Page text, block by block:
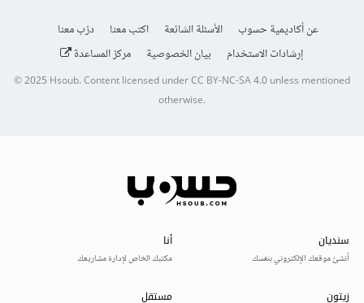
عن أكاديمية حسوب الأسئلة الشائعة اكتب معنا
درّب معنا
إرشادات الاستخدام
بيان الخصوصية مركز المساعدة
© 2025Hsoub.Content licensed underCC BY-NC-SA 4.0unless mentioned
otherwise.